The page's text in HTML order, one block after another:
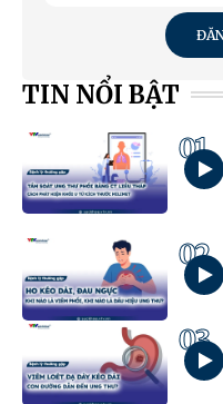
TIN NỔI BẬT
01
02
03